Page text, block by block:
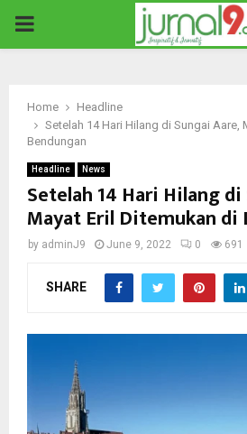
PRIMARY
Home
Headline
Setelah 14 Hari Hilang di Sungai Aare,
Bendungan
Headline News
Setelah 14 Hari Hilang
Mayat Eril Ditemukan di
by adminJ9 June 9, 2022 0 691
SHARE